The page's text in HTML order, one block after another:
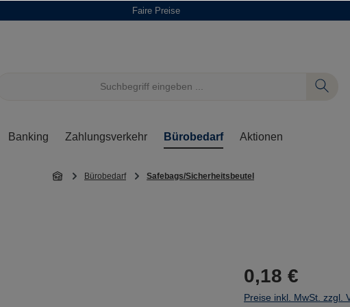
Faire Preise
Banking Zahlungsverkehr Bürobedarf Aktionen
Bürobedarf Safebags/Sicherheitsbeutel
0,18 €
Preise inkl. MwSt. zzgl.